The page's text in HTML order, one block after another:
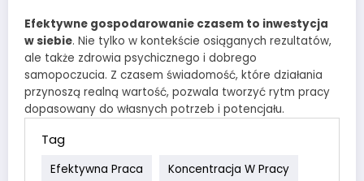
Efektywne gospodarowanie czasem to inwestycja
w siebie. Nie tylko w kontekście osiąganych rezultatów,
ale także zdrowia psychicznego i dobrego
samopoczucia. Z czasem świadomość, które działania
przynoszą realną wartość, pozwala tworzyć rytm pracy
dopasowany do własnych potrzeb i potencjału.
Tag
Efektywna Praca Koncentracja W Pracy